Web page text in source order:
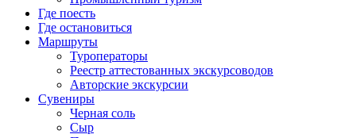
Где поесть
Где остановиться
Маршруты
Туроператоры
Реестр аттестованных экскурсоводов
Авторские экскурсии
Сувениры
Черная соль
Сыр